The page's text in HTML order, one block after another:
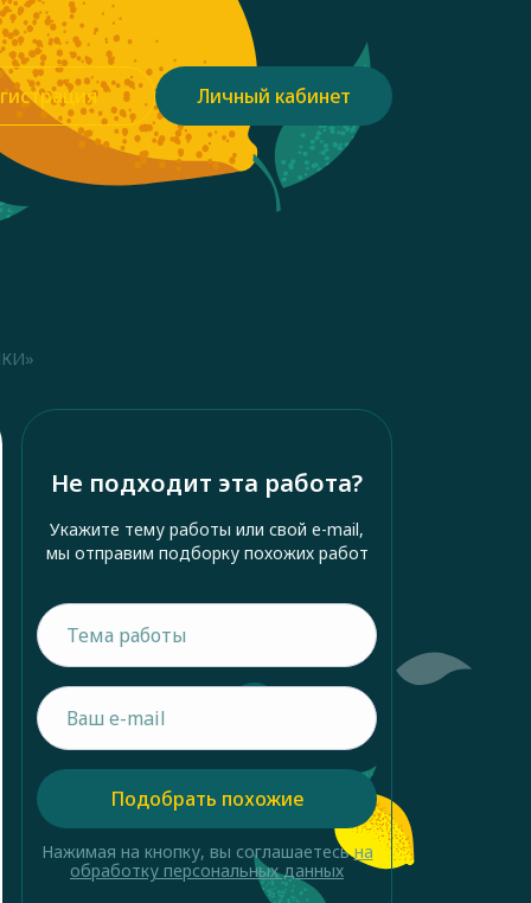
Личный кабинет
Не подходит эта работа?
Укажите тему работы или свой e-mail,
мы отправим подборку похожих работ
Подобрать похожие
Нажимая на кнопку, вы соглашаетесьна
обработку персональных данных